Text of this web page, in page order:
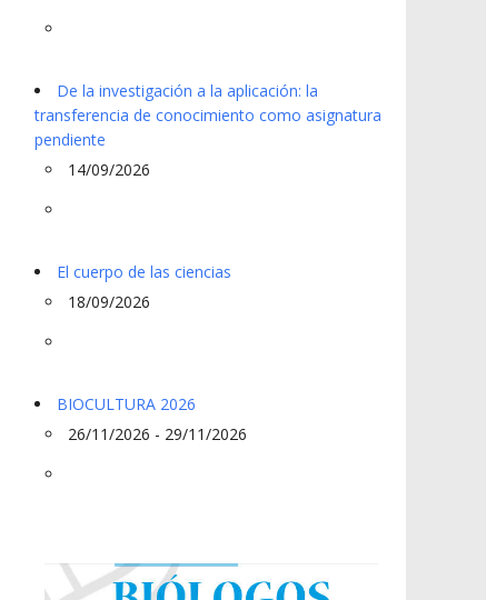
De la investigación a la aplicación: la
transferencia de conocimiento como asignatura
pendiente
14/09/2026
El cuerpo de las ciencias
18/09/2026
BIOCULTURA 2026
26/11/2026 - 29/11/2026